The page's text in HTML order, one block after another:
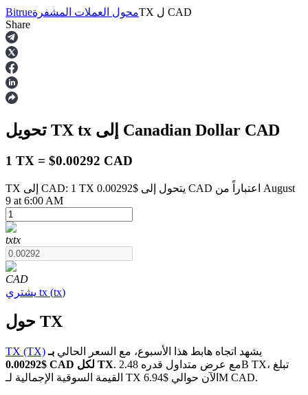
العقود الآجلة
العقود الآجلة لـ COIN-M
Bitrueمحول العملات المشفرةTX ل CAD
Share
تحويل TX tx إلى Canadian Dollar CAD
1 TX = $0.00292 CAD
TX إلى CAD: 1 TX يتحول إلى $0.00292 CAD اعتباراً من August
9 at 6:00 AM
txtx
CAD
يشتري tx (tx)
حول TX
TX (TX) يشهد اتجاه هابط هذا الأسبوع، مع السعر الحالي بـ
$0.00292 CAD لكل TX. مع عرض متداول قدره 2.48B TX، تبلغ
القيمة السوقية الإجمالية لـ TX الآن حوالي $6.94M CAD.